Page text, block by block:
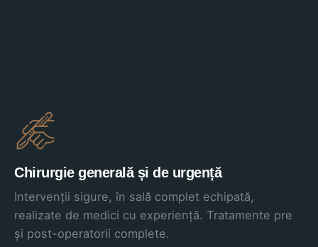
Chirurgie generală și de urgență
Intervenții sigure, în sală complet echipată,
realizate de medici cu experiență. Tratamente pre
și post-operatorii complete.